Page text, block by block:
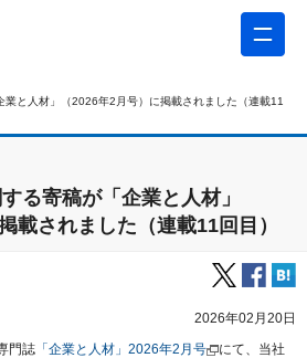
業と人材」（2026年2月号）に掲載されました（連載11
る寄稿が「企業と人材」
載されました（連載11回目）
2026年02月20日
門誌 「企業と人材」2026年2月号
にて、当社